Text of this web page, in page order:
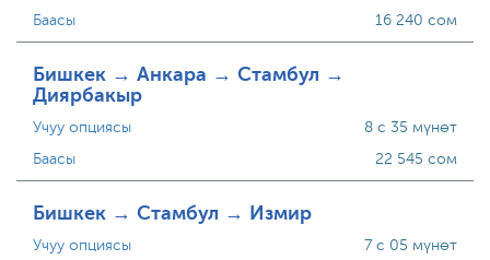
Баасы
16 240 сом
Бишкек → Анкара → Стамбул →
Диярбакыр
Учуу опциясы
Баасы
8 с 35 мүнөт
22 545 сом
Бишкек → Стамбул → Измир
Учуу опциясы
7 с 05 мүнөт